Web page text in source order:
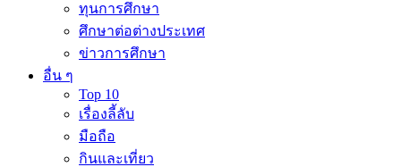
ทุนการศึกษา
ศึกษาต่อต่างประเทศ
ข่าวการศึกษา
อื่น ๆ
Top 10
เรื่องลี้ลับ
มือถือ
กินและเที่ยว